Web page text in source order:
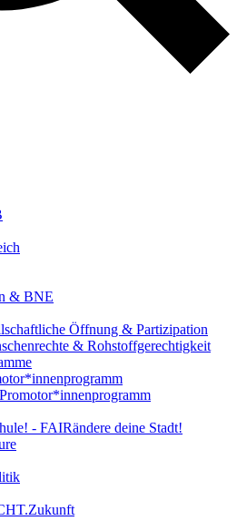
& BNE
Öffnung & Partizipation
& Rohstoffgerechtigkeit
- FAIRändere deine Stadt!